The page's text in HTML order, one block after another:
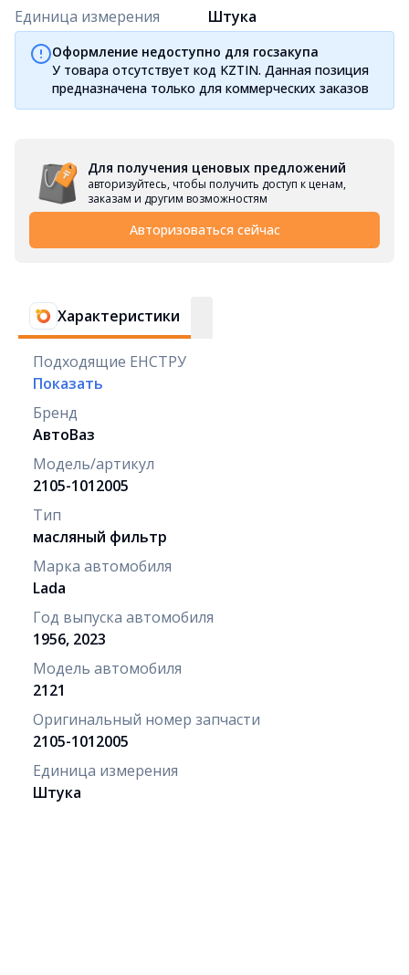
Единица измерения
Штука
Оформление недоступно для госзакупа
У товара отсутствует код KZTIN. Данная позиция
предназначена только для коммерческих заказов
Для получения ценовых предложений
авторизуйтесь, чтобы получить доступ к ценам,
заказам и другим возможностям
Авторизоваться сейчас
Характеристики
Подходящие ЕНСТРУ
Показать
Бренд
АвтоВаз
Модель/артикул
2105-1012005
Тип
масляный фильтр
Марка автомобиля
Lada
Год выпуска автомобиля
1956, 2023
Модель автомобиля
2121
Оригинальный номер запчасти
2105-1012005
Единица измерения
Штука